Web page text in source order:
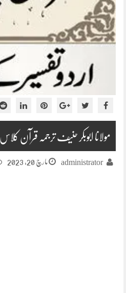
مولانا ابوبکر حنیف ترجمہ قرآن کلاس 2023-03-20
administrator مارچ 20, 2023